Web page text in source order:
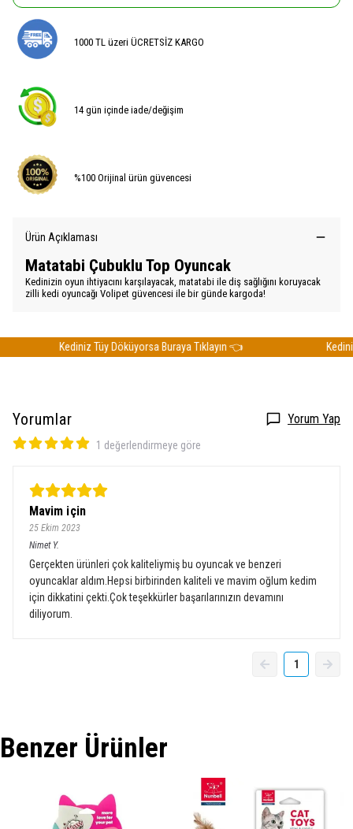
1000 TL üzeri ÜCRETSİZ KARGO
14 gün içinde iade/değişim
%100 Orijinal ürün güvencesi
Ürün Açıklaması
Matatabi Çubuklu Top Oyuncak
Kedinizin oyun ihtiyacını karşılayacak, matatabi ile diş sağlığını koruyacak
zilli kedi oyuncağı Volipet güvencesi ile bir günde kargoda!
Kediniz Tüy Döküyorsa Buraya Tıklayın 👈 Kediniz
Yorumlar Yorum Yap
1 değerlendirmeye göre
Mavim için
25 Ekim 2023
Nimet Y.
Gerçekten ürünleri çok kaliteliymiş bu oyuncak ve benzeri
oyuncaklar aldım.Hepsi birbirinden kaliteli ve mavim oğlum kedim
için dikkatini çekti.Çok teşekkürler başarılarınızın devamını
diliyorum.
1
Benzer Ürünler